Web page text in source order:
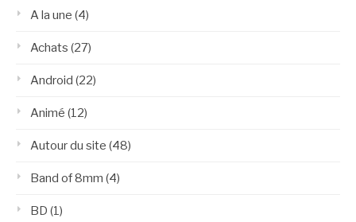
A la une (4)
Achats (27)
Android (22)
Animé (12)
Autour du site (48)
Band of 8mm (4)
BD (1)